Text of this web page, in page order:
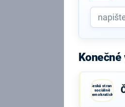
Konečné
Česká strana
sociálně
demokratická